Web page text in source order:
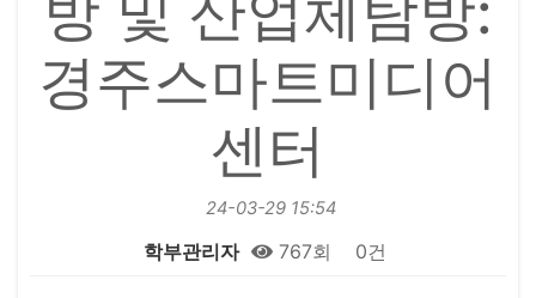
경주스마트미디어
센터
24-03-29 15:54
학부관리자 767회 0건